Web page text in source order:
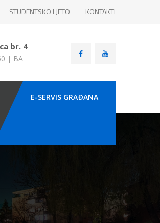
STUDENTSKO LJETO KONTAKTI
br. 4
| BA
E-SERVIS GRAÐANA